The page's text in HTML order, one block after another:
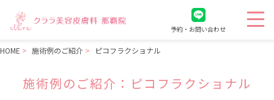
予約・お問い合わせ
HOME 施術例のご紹介 ピコフラクショナル
施術例のご紹介 ：ピコフラクショナル